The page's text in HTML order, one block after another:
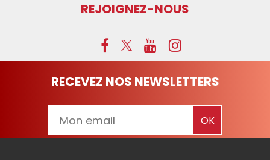
REJOIGNEZ-NOUS
RECEVEZ NOS NEWSLETTERS